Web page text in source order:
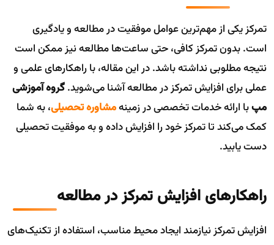
تمرکز یکی از مهم‌ترین عوامل موفقیت در مطالعه و یادگیری
است. بدون تمرکز کافی، حتی ساعت‌ها مطالعه نیز ممکن است
نتیجه مطلوبی نداشته باشد. در این مقاله، با راهکارهای علمی و
عملی برای افزایش تمرکز در مطالعه آشنا می‌شوید.گروه آموزشی
مپبا ارائه خدمات تخصصی در زمینهمشاوره تحصیلی، به شما
کمک می‌کند تا تمرکز خود را افزایش داده و به موفقیت تحصیلی
دست یابید.
راهکارهای افزایش تمرکز در مطالعه
افزایش تمرکز نیازمند ایجاد محیط مناسب، استفاده از تکنیک‌های